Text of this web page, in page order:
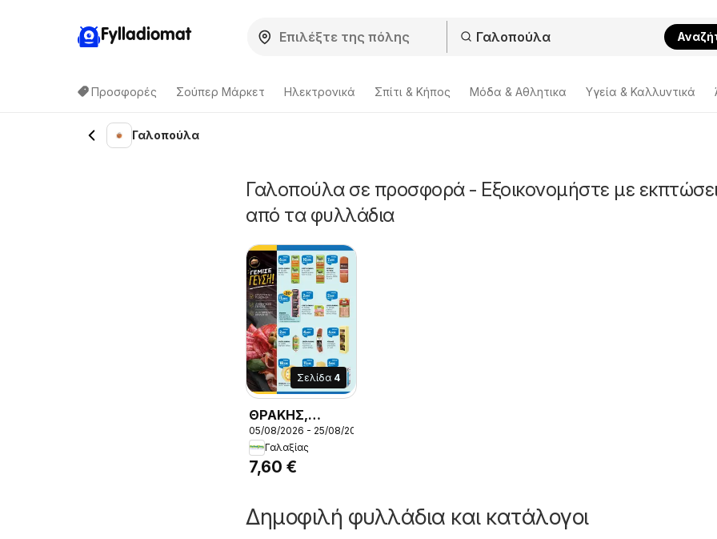
Fylladiomat
Προσφορές Σούπερ Μάρκετ Hλεκτρονικά Σπίτι & Κήπος Μόδα & Aθλητικα Υγεία & Καλλυντικά
Γαλοπούλα
Γαλοπούλα σε προσφορά - Εξοικονομήστε με
από τα φυλλάδια
Σελίδα 4
ΘΡΑΚΗΣ,
ΓΕΥΣΕΙΣ,
Γαλοπούλα,
καπνιστή ή,
το κιλό,
ΘΡΑΚΗΣ,
05/08/2026 - 25/08/2026
Γαλαξίας
7,60 €
Δημοφιλή φυλλάδια και κατάλογοι